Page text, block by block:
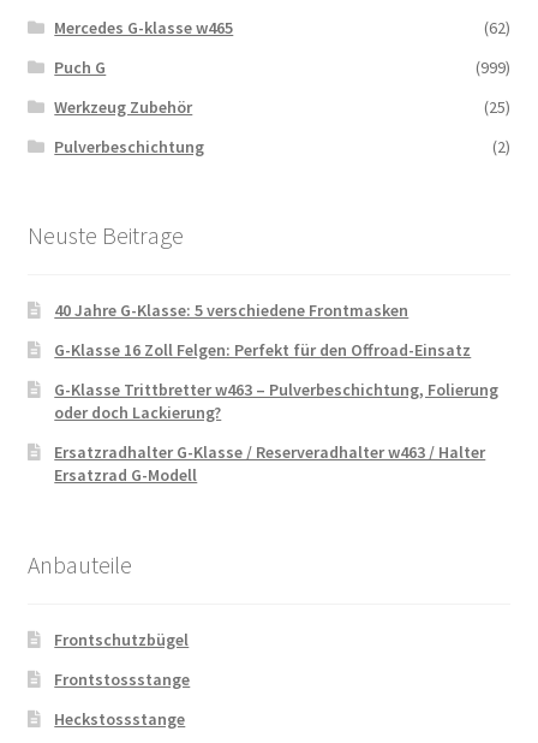
Mercedes G-klasse w465
(62)
Puch G
(999)
Werkzeug Zubehör
(25)
Pulverbeschichtung
(2)
Neuste Beitrage
40 Jahre G-Klasse: 5 verschiedene Frontmasken
G-Klasse 16 Zoll Felgen: Perfekt für den Offroad-Einsatz
G-Klasse Trittbretter w463 – Pulverbeschichtung, Folierung
oder doch Lackierung?
Ersatzradhalter G-Klasse / Reserveradhalter w463 / Halter
Ersatzrad G-Modell
Anbauteile
Frontschutzbügel
Frontstossstange
Heckstossstange